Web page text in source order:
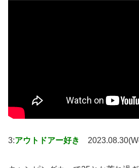
3:アウトドアー好き